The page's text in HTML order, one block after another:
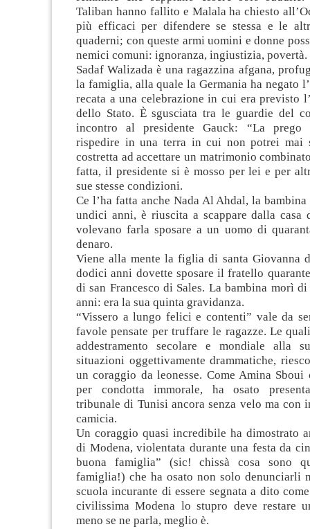
Taliban hanno fallito e Malala ha chiesto
più efficaci per difendere se stessa e le
quaderni; con queste armi uomini e donne
nemici comuni: ignoranza, ingiustizia, povertà.
Sadaf Walizada è una ragazzina afgana,
la famiglia, alla quale la Germania ha negato
recata a una celebrazione in cui era previsto
dello Stato. È sgusciata tra le guardie del
incontro al presidente Gauck: “La
rispedire in una terra in cui non potrei mai
costretta ad accettare un matrimonio
fatta, il presidente si è mosso per lei e per
sue stesse condizioni.
Ce l’ha fatta anche Nada Al Ahdal, la
undici anni, è riuscita a scappare dalla casa
volevano farla sposare a un uomo di
denaro.
Viene alla mente la figlia di santa Giovanna
dodici anni dovette sposare il fratello
di san Francesco di Sales. La bambina morì
anni: era la sua quinta gravidanza.
“Vissero a lungo felici e contenti” vale da
favole pensate per truffare le ragazze. Le
addestramento secolare e mondiale alla
situazioni oggettivamente drammatiche,
un coraggio da leonesse. Come Amina Sboui
per condotta immorale, ha osato
tribunale di Tunisi ancora senza velo ma con
camicia.
Un coraggio quasi incredibile ha dimostrato
di Modena, violentata durante una festa da
buona famiglia” (sic! chissà cosa sono
famiglia!) che ha osato non solo denunciarli
scuola incurante di essere segnata a dito
civilissima Modena lo stupro deve restare
meno se ne parla, meglio è.